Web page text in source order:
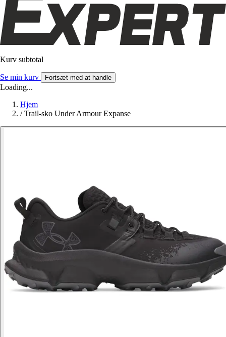
Kurv subtotal
Se min kurv Fortsæt med at handle
Loading...
Hjem
/ Trail-sko Under Armour Expanse